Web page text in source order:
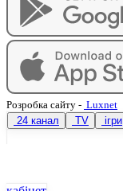
Розробка сайту - Luxnet
24 канал
TV ігри